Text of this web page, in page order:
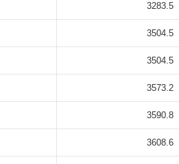
3283.5
3504.5
3504.5
3573.2
3590.8
3608.6